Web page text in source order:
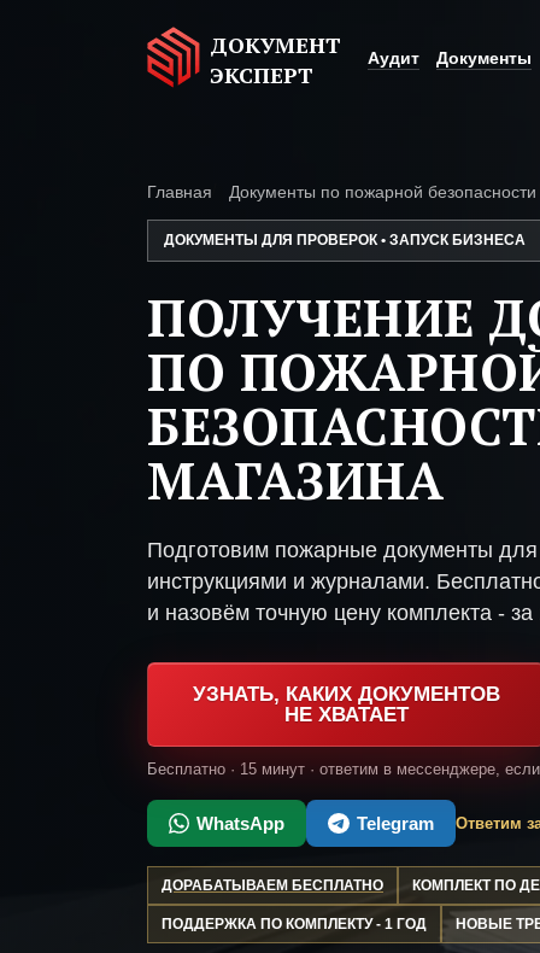
ДОКУМЕНТ
ЭКСПЕРТ
Аудит Документы
Главная Документы по пожарной безопасности
ДОКУМЕНТЫ ДЛЯ ПРОВЕРОК • ЗАПУСК БИЗНЕСА
ПОЛУЧЕНИЕ
ПО
МАГАЗИНА
Подготовим пожарные документы
инструкциями и журналами.
и назовём точную цену комплекта - за
УЗНАТЬ, КАКИХ ДОКУМЕНТОВ
НЕ ХВАТАЕТ
Бесплатно · 15 минут · ответим в мессенджере,
WhatsApp Telegram Ответим
ДОРАБАТЫВАЕМ БЕСПЛАТНО КОМПЛЕКТ ПО
ПОДДЕРЖКА ПО КОМПЛЕКТУ - 1 ГОД НОВЫЕ